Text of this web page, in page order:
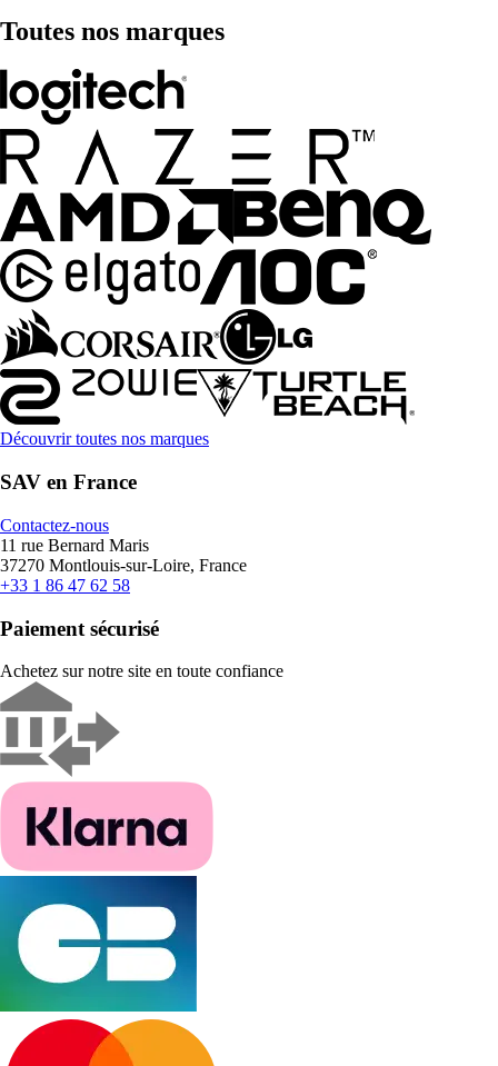
Toutes nos marques
Découvrir toutes nos marques
SAV en France
Contactez-nous
11 rue Bernard Maris
37270 Montlouis-sur-Loire, France
+33 1 86 47 62 58
Paiement sécurisé
Achetez sur notre site en toute confiance